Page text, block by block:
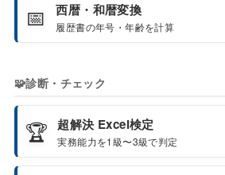
📅 西暦・和暦変換
履歴書の年号・年齢を計算
🧩診断・チェック
🏆 超解決 Excel検定
実務能力を1級〜3級で判定